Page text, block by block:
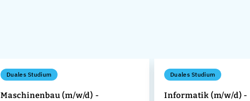
Duales Studium
Maschinenbau (m/w/d) -
Duales Studium
Informatik (m/w/d) -